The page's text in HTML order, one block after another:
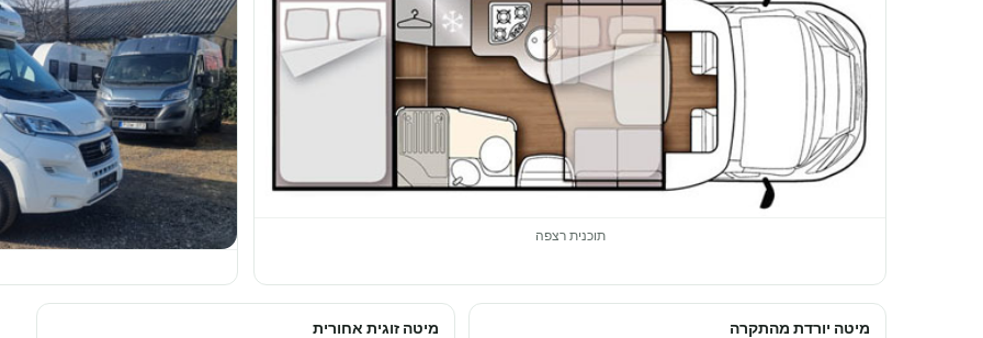
תוכנית רצפה
מיטה יורדת מהתקרה מיטה זוגית אחורית